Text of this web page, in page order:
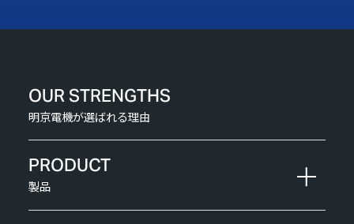
OUR STRENGTHS
明京電機が選ばれる理由
PRODUCT
製品